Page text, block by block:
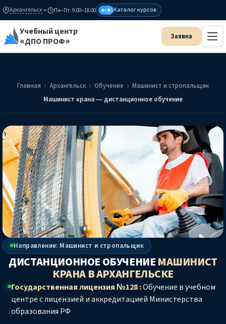
Архангельск Пн–Пт: 9:00–18:00 А–Я Каталог курсов
Учебный центр
«ДПО ПРОФ»
Главная Архангельск Обучение
Машинист и стропальщик
Машинист крана — дистанционное обучение
Направление: Машинист и стропальщик
ДИСТАНЦИОННОЕ ОБУЧЕНИЕМАШИНИСТ
КРАНАВ АРХАНГЕЛЬСКЕ
Государственная лицензия №128 :Обучение в учебном
центре с лицензией и аккредитацией Министерства
образования РФ